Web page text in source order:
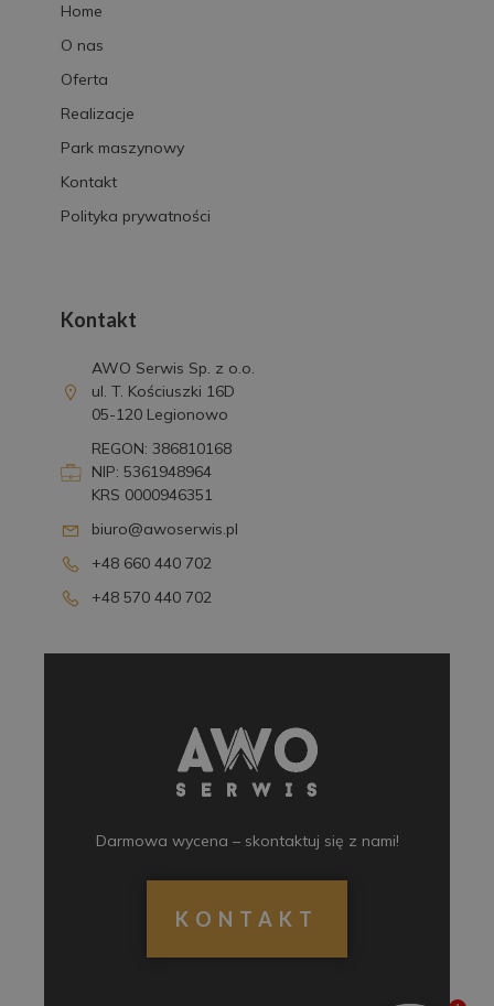
Home
O nas
Oferta
Realizacje
Park maszynowy
Kontakt
Polityka prywatności
Kontakt
AWO Serwis Sp. z o.o.
ul. T. Kościuszki 16D
05-120 Legionowo
REGON: 386810168
NIP: 5361948964
KRS 0000946351
biuro@awoserwis.pl
+48 660 440 702
+48 570 440 702
Darmowa wycena – skontaktuj się z nami!
KONTAKT